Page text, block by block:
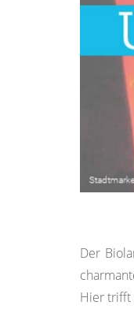
Der
Hier trifft